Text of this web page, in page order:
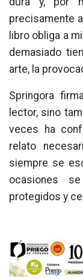
precisamente
libro obliga a
demasiado
arte, la
Springora
lector, sino
veces ha
relato
siempre se
ocasiones
protegidos y